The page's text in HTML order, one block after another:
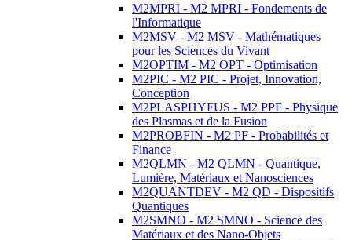
M2MPRI - M2 MPRI - Fondements de
l'Informatique
M2MSV - M2 MSV - Mathématiques
pour les Sciences du Vivant
M2OPTIM - M2 OPT - Optimisation
M2PIC - M2 PIC - Projet, Innovation,
Conception
M2PLASPHYFUS - M2 PPF - Physique
des Plasmas et de la Fusion
M2PROBFIN - M2 PF - Probabilités et
Finance
M2QLMN - M2 QLMN - Quantique,
Lumière, Matériaux et Nanosciences
M2QUANTDEV - M2 QD - Dispositifs
Quantiques
M2SMNO - M2 SMNO - Science des
Matériaux et des Nano-Objets